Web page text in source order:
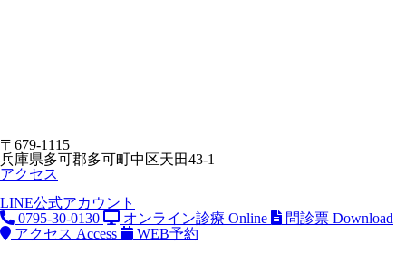
〒679-1115
兵庫県多可郡多可町中区天田43-1
アクセス
LINE公式アカウント
0795-30-0130
オンライン診療 Online 問診票 Download
アクセス Access
WEB予約